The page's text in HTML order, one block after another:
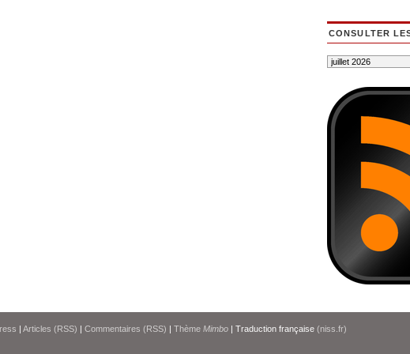
CONSULTER
| Articles (RSS) | Commentaires (RSS) | Thème Mimbo | Traduction française (niss.fr)